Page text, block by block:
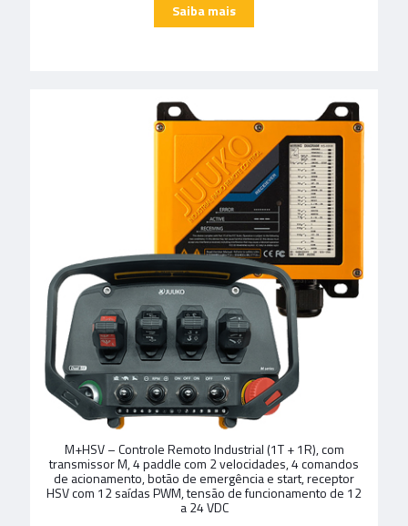
M+HSV – Controle Remoto Industrial (1T + 1R), com
transmissor M, 4 paddle com 2 velocidades, 4 comandos
de acionamento, botão de emergência e start, receptor
HSV com 12 saídas PWM, tensão de funcionamento de 12
a 24 VDC